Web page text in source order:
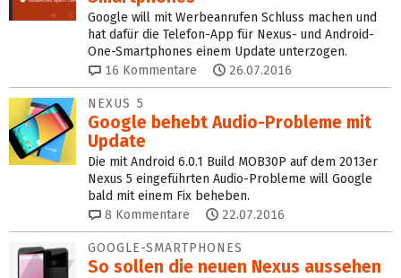
Google will mit Werbeanrufen Schluss machen und
hat dafür die Telefon-App für Nexus- und Android-
One-Smartphones einem Update unterzogen.
16 Kommentare 26.07.2016
NEXUS 5
Google behebt Audio-Probleme mit
Update
Die mit Android 6.0.1 Build MOB30P auf dem 2013er
Nexus 5 eingeführten Audio-Probleme will Google
bald mit einem Fix beheben.
8 Kommentare 22.07.2016
GOOGLE-SMARTPHONES
So sollen die neuen Nexus aussehen